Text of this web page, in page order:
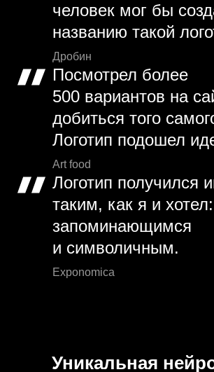
человек мог бы
названию такой
Дробин
Посмотрел более
500 вариантов на
добиться того
Логотип подошел
Art food
Логотип получился
таким, как я и
запоминающимся
и символичным.
Exponomica
Уникальная